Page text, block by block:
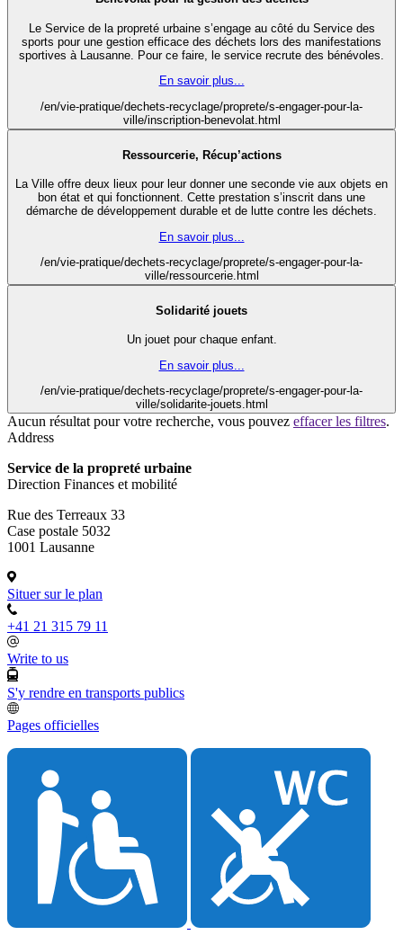
Le Service de la propreté urbaine s’engage au côté du Service des
sports pour une gestion efficace des déchets lors des manifestations
sportives à Lausanne. Pour ce faire, le service recrute des bénévoles.
En savoir plus...
/en/vie-pratique/dechets-recyclage/proprete/s-engager-pour-la-
ville/inscription-benevolat.html
Ressourcerie, Récup’actions
La Ville offre deux lieux pour leur donner une seconde vie aux objets en
bon état et qui fonctionnent. Cette prestation s’inscrit dans une
démarche de développement durable et de lutte contre les déchets.
En savoir plus...
/en/vie-pratique/dechets-recyclage/proprete/s-engager-pour-la-
ville/ressourcerie.html
Solidarité jouets
Un jouet pour chaque enfant.
En savoir plus...
/en/vie-pratique/dechets-recyclage/proprete/s-engager-pour-la-
ville/solidarite-jouets.html
Aucun résultat pour votre recherche, vous pouvez effacer les filtres.
Address
Service de la propreté urbaine
Direction Finances et mobilité
Rue des Terreaux 33
Case postale 5032
1001 Lausanne
Situer sur le plan
+41 21 315 79 11
Write to us
S'y rendre en transports publics
Pages officielles